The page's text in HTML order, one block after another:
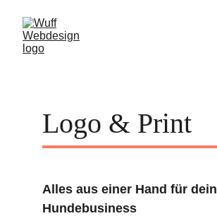
Logo & Print
Alles aus einer Hand für dein
Hundebusiness